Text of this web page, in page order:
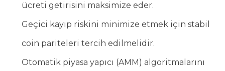
ücreti getirisini maksimize eder.
Geçici kayıp riskini minimize etmek için stabil
coin pariteleri tercih edilmelidir.
Otomatik piyasa yapıcı (AMM) algoritmalarını